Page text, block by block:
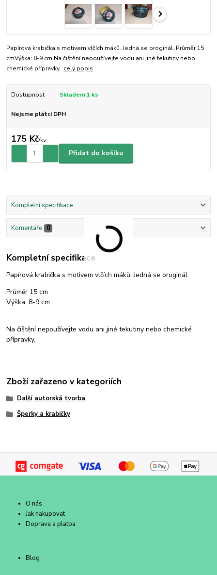
Papírová krabička s motivem vlčích máků. Jedná se oroginál. Průměr 15
cmVýška: 8-9 cm Na čištění nepoužívejte vodu ani jiné tekutiny nebo
chemické přípravky. celý popis
Dostupnost Skladem 1 ks
Nejsme plátci DPH
175 Kč/ks
Přidat do košíku
Kompletní specifikace
Komentáře 0
Kompletní specifikace
Papírová krabička s motivem vlčích máků. Jedná se oroginál.
Průměr 15 cm
Výška: 8-9 cm
Na čištění nepoužívejte vodu ani jiné tekutiny nebo chemické
přípravky.
Zboží zařazeno v kategoriích
Další autorská tvorba
Šperky a krabičky
O nás
Jak nakupovat
Doprava a platba
Blog